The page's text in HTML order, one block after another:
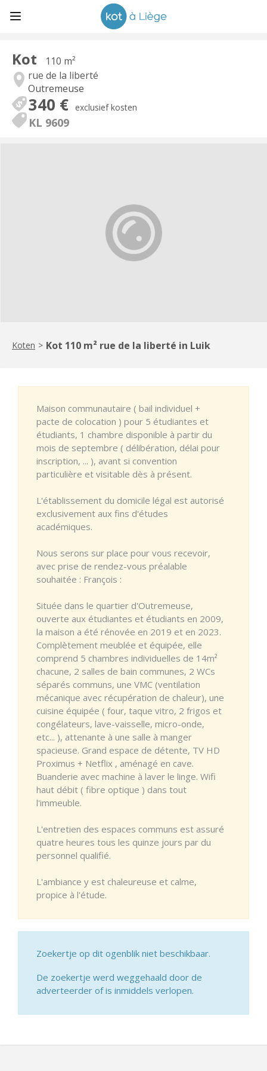
Kot
110 m²
rue de la liberté
Outremeuse
340 € exclusief kosten
KL 9609
Koten > Kot 110 m² rue de la liberté in Luik
Maison communautaire ( bail individuel +
pacte de colocation ) pour 5 étudiantes et
étudiants, 1 chambre disponible à partir du
mois de septembre ( délibération, délai pour
inscription, ... ), avant si convention
particulière et visitable dès à présent.
L'établissement du domicile légal est autorisé
exclusivement aux fins d'études
académiques.
Nous serons sur place pour vous recevoir,
avec prise de rendez-vous préalable
souhaitée : François :
Située dans le quartier d'Outremeuse,
ouverte aux étudiantes et étudiants en 2009,
la maison a été rénovée en 2019 et en 2023.
Complètement meublée et équipée, elle
comprend 5 chambres individuelles de 14m²
chacune, 2 salles de bain communes, 2 WCs
séparés communs, une VMC (ventilation
mécanique avec récupération de chaleur), une
cuisine équipée ( four, taque vitro, 2 frigos et
congélateurs, lave-vaisselle, micro-onde,
etc... ), attenante à une salle à manger
spacieuse. Grand espace de détente, TV HD
Proximus + Netflix , aménagé en cave.
Buanderie avec machine à laver le linge. Wifi
haut débit ( fibre optique ) dans tout
l'immeuble.
L'entretien des espaces communs est assuré
quatre heures tous les quinze jours par du
personnel qualifié.
L'ambiance y est chaleureuse et calme,
propice à l'étude.
Zoekertje op dit ogenblik niet beschikbaar.
De zoekertje werd weggehaald door de
adverteerder of is inmiddels verlopen.